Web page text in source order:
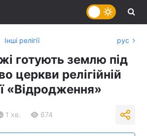
Інші релігії рус
готують землю під
церкви релігійній
«Відродження»
1 хв. 674